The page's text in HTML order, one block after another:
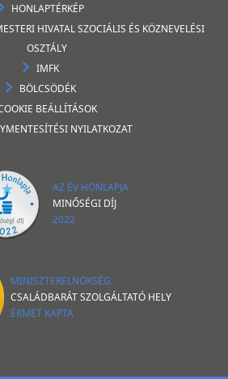
HONLAPTÉRKÉP
HIVATAL SZOCIÁLIS ÉS KÖZNEVELÉSI
OSZTÁLY
IMFK
BÖLCSÖDÉK
BEÁLLÍTÁSOK
NYILATKOZAT
AZ ÉV HONLAPJA
MINŐSÉGI DÍJ
2022
MINISZTERELNÖKSÉG:
CSALÁDBARÁT SZOLGÁLTATÓ HELY
ÉRMET KAPTA